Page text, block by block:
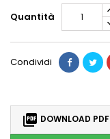
Quantità
Condividi
 DOWNLOAD PDF